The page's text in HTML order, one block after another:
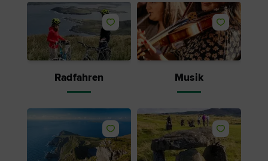
Like
Radfahren
Like
Musik
Like Like